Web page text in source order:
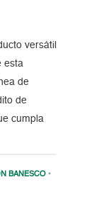
versátil
esta
de
de
cumpla
BANESCO •